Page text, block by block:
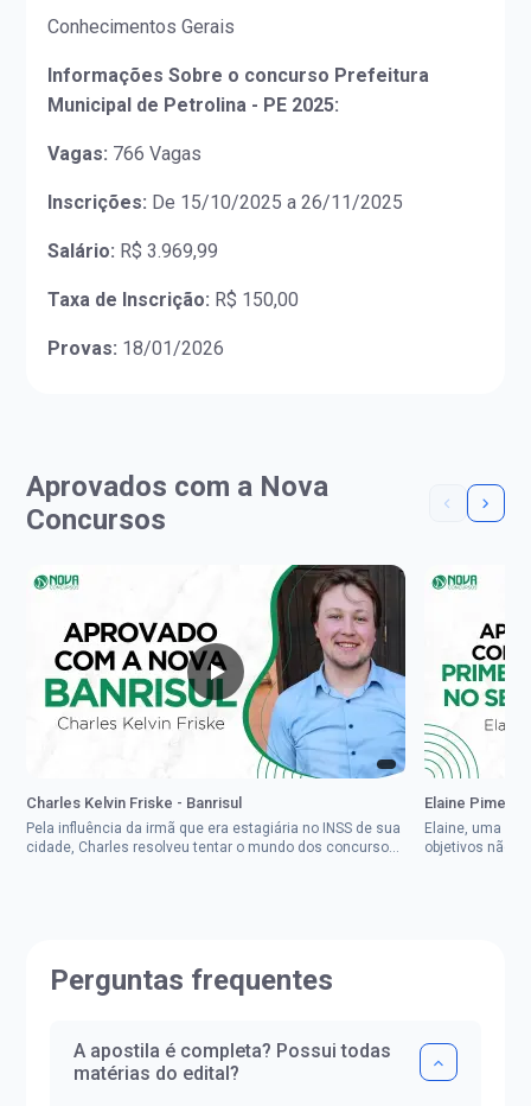
Conhecimentos Gerais
Informações Sobre o concurso Prefeitura
Municipal de Petrolina - PE 2025:
Vagas: 766 Vagas
Inscrições: De 15/10/2025 a 26/11/2025
Salário: R$ 3.969,99
Taxa de Inscrição: R$ 150,00
Provas: 18/01/2026
Aprovados com a Nova
Concursos
Charles Kelvin Friske - Banrisul
Pela influência da irmã que era estagiária no INSS de sua
cidade, Charles resolveu tentar o mundo dos concursos
Elaine
Elaine, uma
objetivos não
Perguntas frequentes
A apostila é completa? Possui todas
matérias do edital?